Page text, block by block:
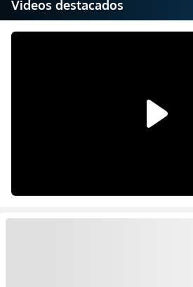
Videos destacados